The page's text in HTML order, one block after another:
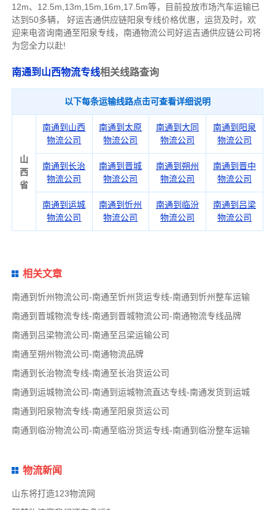
12m、12.5m,13m,15m,16m,17.5m等，目前投放市场汽车运输已
达到50多辆， 好运吉通供应链阳泉专线价格优惠，运货及时，欢
迎来电咨询南通至阳泉专线，南通物流公司好运吉通供应链公司将
为您全力以赴!
南通到山西物流专线相关线路查询
以下每条运输线路点击可查看详细说明
山
西
省
南通到山西
物流公司
南通到太原
物流公司
南通到大同
物流公司
南通到阳泉
物流公司
南通到长治
物流公司
南通到晋城
物流公司
南通到朔州
物流公司
南通到晋中
物流公司
南通到运城
物流公司
南通到忻州
物流公司
南通到临汾
物流公司
南通到吕梁
物流公司
相关文章
南通到忻州物流公司-南通至忻州货运专线-南通到忻州整车运输
南通到晋城物流专线-南通到晋城物流公司-南通物流专线品牌
南通到吕梁物流公司-南通至吕梁运输公司
南通至朔州物流公司-南通物流品牌
南通到长治物流专线-南通至长治货运公司
南通到运城物流公司-南通到运城物流直达专线-南通发货到运城
南通到阳泉物流专线-南通至阳泉货运公司
南通到临汾物流公司-南通至临汾货运专线-南通到临汾整车运输
物流新闻
山东将打造123物流网